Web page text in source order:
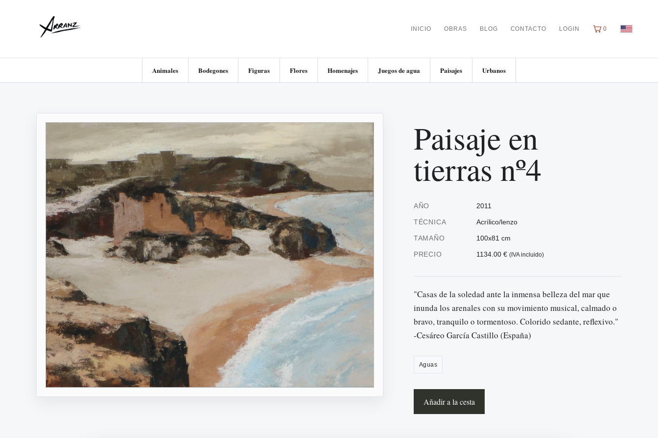
INICIO OBRAS BLOG CONTACTO LOGIN 0
Animales Bodegones Figuras Flores Homenajes Juegos de agua Paisajes Urbanos
Paisaje en
tierras nº4
AÑO 2011
TÉCNICA Acrílico/lenzo
TAMAÑO 100x81 cm
PRECIO 1134.00 € (IVA incluido)
"Casas de la soledad ante la inmensa belleza del mar que
inunda los arenales con su movimiento musical, calmado o
bravo, tranquilo o tormentoso. Colorido sedante, reflexivo."
-Cesáreo García Castillo (España)
Aguas
Añadir a la cesta